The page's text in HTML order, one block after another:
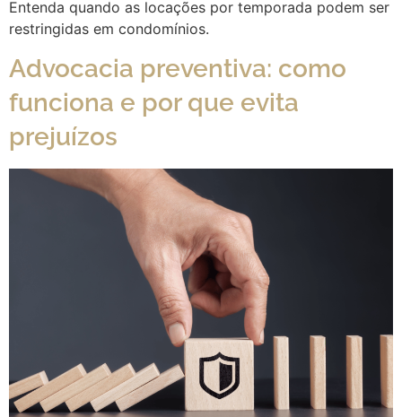
Entenda quando as locações por temporada podem ser
restringidas em condomínios.
Advocacia preventiva: como
funciona e por que evita
prejuízos